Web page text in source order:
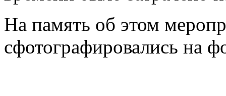
На память об этом
сфотографировались на